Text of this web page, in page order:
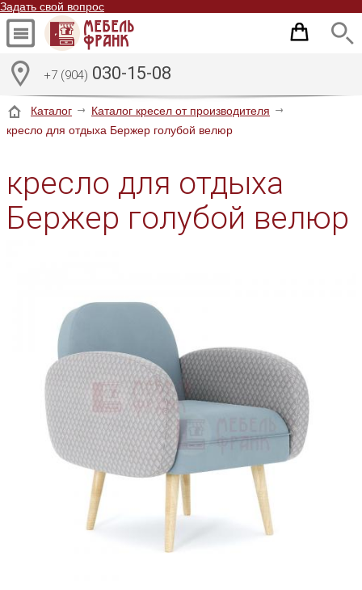
Задать свой вопрос
+7 (904) 030-15-08
Каталог
Каталог кресел от производителя
кресло для отдыха Бержер голубой велюр
кресло для отдыха
Бержер голубой велюр